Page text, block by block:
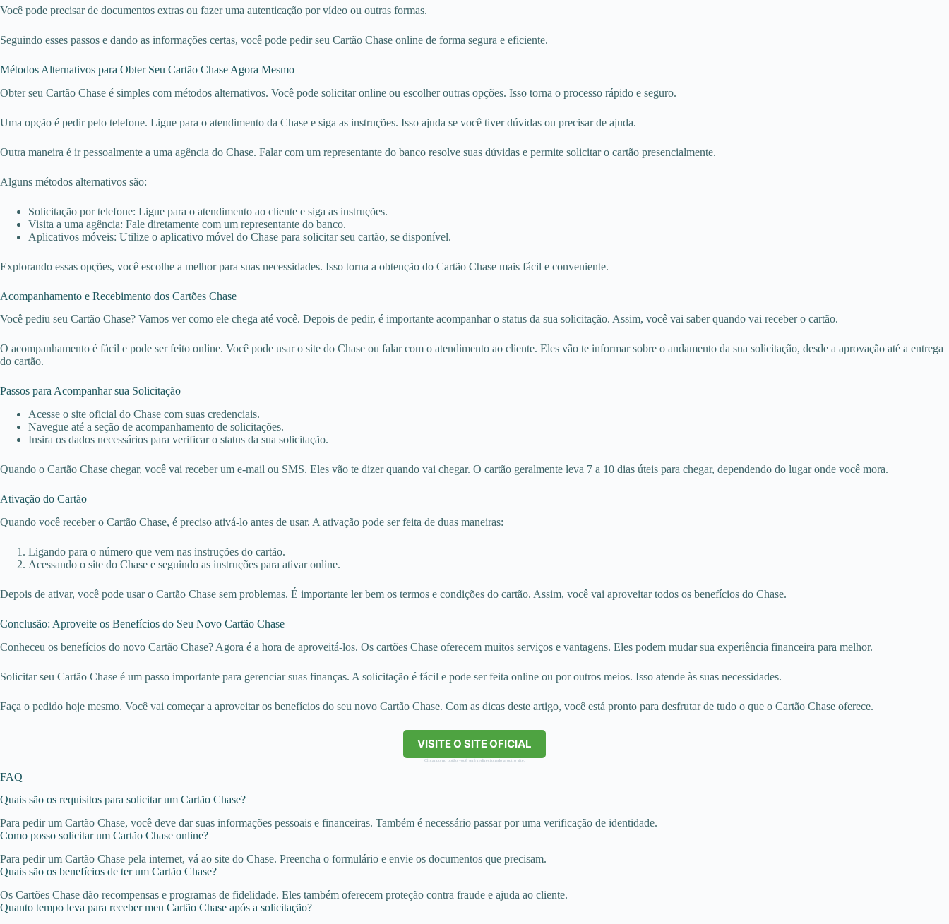
Você pode precisar de documentos extras ou fazer uma autenticação por vídeo ou outras formas.
Seguindo esses passos e dando as informações certas, você pode pedir seu Cartão Chase online de forma segura e eficiente.
Métodos Alternativos para Obter Seu Cartão Chase Agora Mesmo
Obter seu Cartão Chase é simples com métodos alternativos. Você pode solicitar online ou escolher outras opções. Isso torna o processo rápido e seguro.
Uma opção é pedir pelo telefone. Ligue para o atendimento da Chase e siga as instruções. Isso ajuda se você tiver dúvidas ou precisar de ajuda.
Outra maneira é ir pessoalmente a uma agência do Chase. Falar com um representante do banco resolve suas dúvidas e permite solicitar o cartão presencialmente.
Alguns métodos alternativos são:
Solicitação por telefone: Ligue para o atendimento ao cliente e siga as instruções.
Visita a uma agência: Fale diretamente com um representante do banco.
Aplicativos móveis: Utilize o aplicativo móvel do Chase para solicitar seu cartão, se disponível.
Explorando essas opções, você escolhe a melhor para suas necessidades. Isso torna a obtenção do Cartão Chase mais fácil e conveniente.
Acompanhamento e Recebimento dos Cartões Chase
Você pediu seu Cartão Chase? Vamos ver como ele chega até você. Depois de pedir, é importante acompanhar o status da sua solicitação. Assim, você vai saber quando vai receber o cartão.
O acompanhamento é fácil e pode ser feito online. Você pode usar o site do Chase ou falar com o atendimento ao cliente. Eles vão te informar sobre o andamento da sua solicitação, desde a aprovação até a entrega
do cartão.
Passos para Acompanhar sua Solicitação
Acesse o site oficial do Chase com suas credenciais.
Navegue até a seção de acompanhamento de solicitações.
Insira os dados necessários para verificar o status da sua solicitação.
Quando o Cartão Chase chegar, você vai receber um e-mail ou SMS. Eles vão te dizer quando vai chegar. O cartão geralmente leva 7 a 10 dias úteis para chegar, dependendo do lugar onde você mora.
Ativação do Cartão
Quando você receber o Cartão Chase, é preciso ativá-lo antes de usar. A ativação pode ser feita de duas maneiras:
Ligando para o número que vem nas instruções do cartão.
Acessando o site do Chase e seguindo as instruções para ativar online.
Depois de ativar, você pode usar o Cartão Chase sem problemas. É importante ler bem os termos e condições do cartão. Assim, você vai aproveitar todos os benefícios do Chase.
Conclusão: Aproveite os Benefícios do Seu Novo Cartão Chase
Conheceu os benefícios do novo Cartão Chase? Agora é a hora de aproveitá-los. Os cartões Chase oferecem muitos serviços e vantagens. Eles podem mudar sua experiência financeira para melhor.
Solicitar seu Cartão Chase é um passo importante para gerenciar suas finanças. A solicitação é fácil e pode ser feita online ou por outros meios. Isso atende às suas necessidades.
Faça o pedido hoje mesmo. Você vai começar a aproveitar os benefícios do seu novo Cartão Chase. Com as dicas deste artigo, você está pronto para desfrutar de tudo o que o Cartão Chase oferece.
VISITE O SITE OFICIAL
Clicando no botão você será redirecionado a outro site.
FAQ
Quais são os requisitos para solicitar um Cartão Chase?
Para pedir um Cartão Chase, você deve dar suas informações pessoais e financeiras. Também é necessário passar por uma verificação de identidade.
Como posso solicitar um Cartão Chase online?
Para pedir um Cartão Chase pela internet, vá ao site do Chase. Preencha o formulário e envie os documentos que precisam.
Quais são os benefícios de ter um Cartão Chase?
Os Cartões Chase dão recompensas e programas de fidelidade. Eles também oferecem proteção contra fraude e ajuda ao cliente.
Quanto tempo leva para receber meu Cartão Chase após a solicitação?